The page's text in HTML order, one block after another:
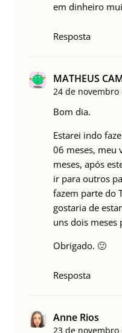
em dinheiro
Resposta
MATHEUS
24 de novembro
Bom dia.
Estarei indo
06 meses, meu
meses, após
ir para outros
fazem parte do
gostaria de
uns dois meses
Obrigado. 🙂
Resposta
Anne Rios
23 de novembro